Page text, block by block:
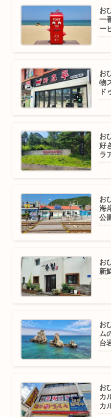
お
一
ー
お
物
ド
お
好
ラ
お
海
公
お
新
お
ム
台
お
カ
カ